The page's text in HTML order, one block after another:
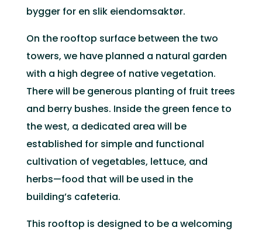
bygger for en slik eiendomsaktør.
On the rooftop surface between the two
towers, we have planned a natural garden
with a high degree of native vegetation.
There will be generous planting of fruit trees
and berry bushes. Inside the green fence to
the west, a dedicated area will be
established for simple and functional
cultivation of vegetables, lettuce, and
herbs—food that will be used in the
building’s cafeteria.
This rooftop is designed to be a welcoming